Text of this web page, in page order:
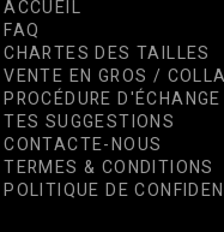
ACCUEIL
FAQ
CHARTES DES TAILLES
VENTE EN GROS /
PROCÉDURE D'ÉCHANGE
TES SUGGESTIONS
CONTACTE-NOUS
TERMES & CONDITIONS
POLITIQUE DE